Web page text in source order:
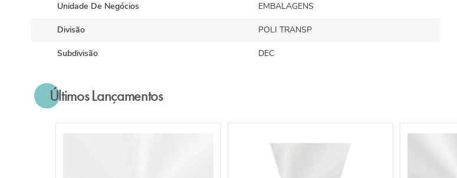
Unidade De Negócios EMBALAGENS
Divisão POLI TRANSP
Subdivisão DEC
Últimos Lançamentos